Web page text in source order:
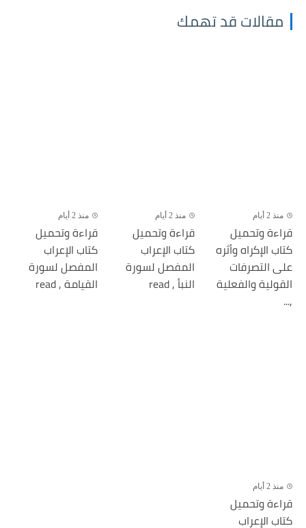
مقالات قد تهمك
منذ 2 أيام
قراءة وتحميل
كتاب الإكراه وأثره
على التصرفات
القولية والفعلية
,...
منذ 2 أيام
قراءة وتحميل
كتاب الإعراب
المفصل لسورة
النبأ , read
منذ 2 أيام
قراءة وتحميل
كتاب الإعراب
المفصل لسورة
القيامة , read
منذ 2 أيام
قراءة وتحميل
كتاب الإعراب